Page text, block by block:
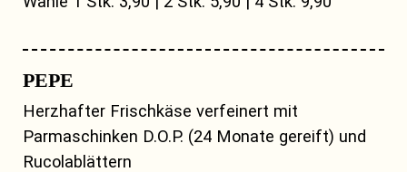
PEPE
Herzhafter Frischkäse verfeinert mit
Parmaschinken D.O.P. (24 Monate gereift) und
Rucolablättern